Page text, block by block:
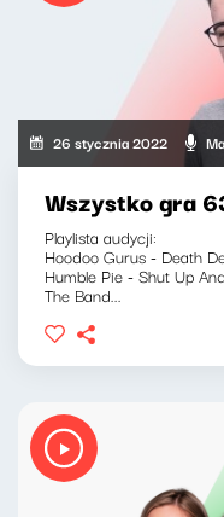
26 stycznia 2022
Wszystko gra
Playlista audycji:
Hoodoo Gurus - Death
Humble Pie - Shut Up
The Band...